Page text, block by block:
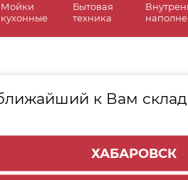
Мойки
кухонные
Бытовая
техника
к Вам склад
ХАБАРОВСК